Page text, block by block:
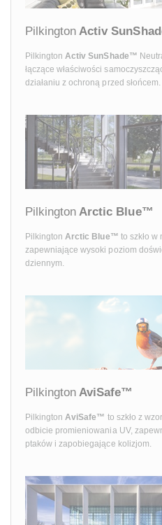
Pilkington Activ
PilkingtonActiv SunShade™
łączące właściwości
działaniu z ochroną przed słońcem.
Pilkington Arctic Blue™
PilkingtonArctic Blue™ to szkło
zapewniające wysoki poziom
dziennym.
Pilkington AviSafe™
Pilkington AviSafe™ to szkło z
odbicie promieniowania UV,
ptaków i zapobiegające kolizjom.